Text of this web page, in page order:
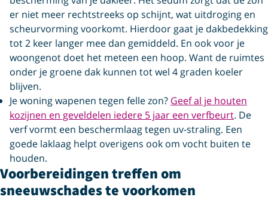
er niet meer rechtstreeks op schijnt, wat uitdroging en
scheurvorming voorkomt. Hierdoor gaat je dakbedekking
tot 2 keer langer mee dan gemiddeld. En ook voor je
woongenot doet het meteen een hoop. Want de ruimtes
onder je groene dak kunnen tot wel 4 graden koeler
blijven.
Je woning wapenen tegen felle zon? Geef al je houten
kozijnen en geveldelen iedere 5 jaar een verfbeurt. De
verf vormt een beschermlaag tegen uv-straling. Een
goede laklaag helpt overigens ook om vocht buiten te
houden.
Voorbereidingen treffen om
sneeuwschades te voorkomen